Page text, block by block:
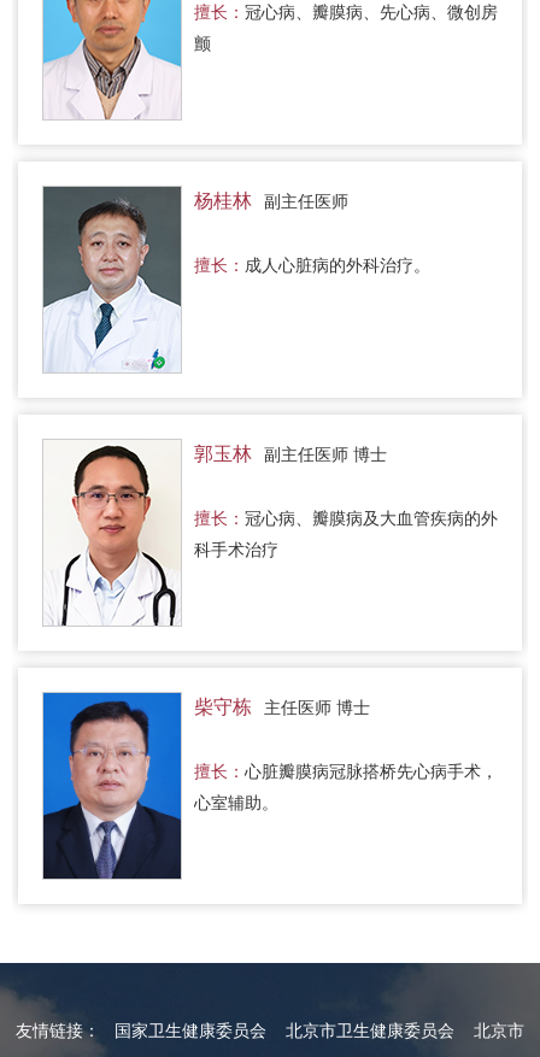
擅长： 冠心病、瓣膜病、先心病、微创房
颤
杨桂林 副主任医师
擅长： 成人心脏病的外科治疗。
郭玉林 副主任医师 博士
擅长： 冠心病、瓣膜病及大血管疾病的外
科手术治疗
柴守栋 主任医师 博士
擅长： 心脏瓣膜病冠脉搭桥先心病手术，
心室辅助。
友情链接： 国家卫生健康委员会 北京市卫生健康委员会 北京市